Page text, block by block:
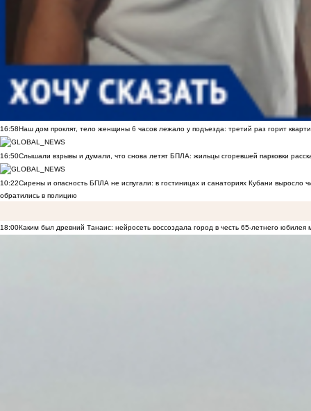
16:58Наш дом проклят, тело женщины 6 часов лежало у подъезда: третий раз горит
16:50Слышали взрывы и думали, что снова летят БПЛА: жильцы сгоревшей парковки
10:22Сирены и опасность БПЛА не испугали: в гостиницах и санаториях Кубани выросло
обратились в полицию
18:00Каким был древний Танаис: нейросеть воссоздала город в честь 65-летнего юбилея